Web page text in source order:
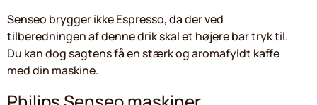
Senseo brygger ikke Espresso, da der ved
tilberedningen af denne drik skal et højere bar tryk til.
Du kan dog sagtens få en stærk og aromafyldt kaffe
med din maskine.